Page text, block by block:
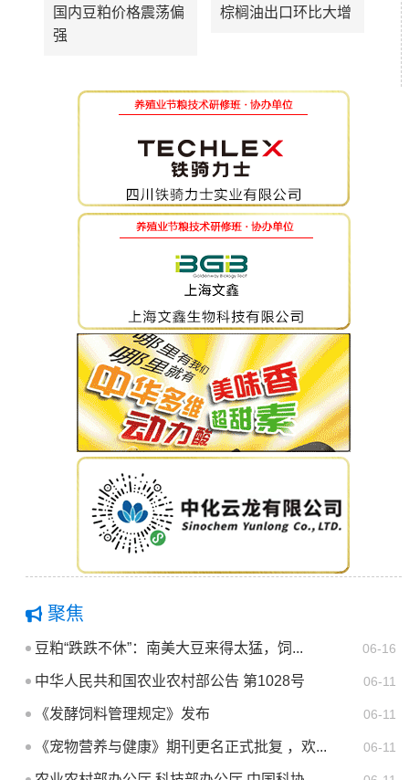
国内豆粕价格震荡偏
强
棕榈油出口环比大增
聚焦
06-16
豆粕“跌跌不休”：南美大豆来得太猛，饲...
06-11
中华人民共和国农业农村部公告 第1028号
06-11
《发酵饲料管理规定》发布
06-11
《宠物营养与健康》期刊更名正式批复 ，欢...